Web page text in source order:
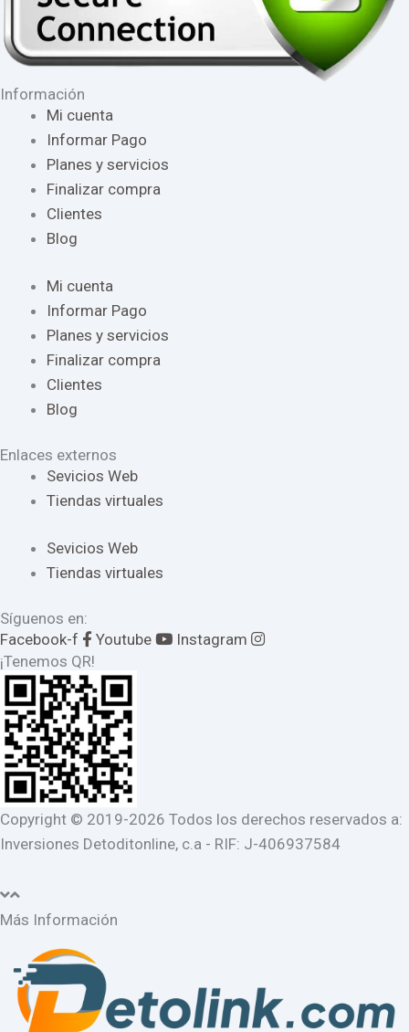
Información
Mi cuenta
Informar Pago
Planes y servicios
Finalizar compra
Clientes
Blog
Mi cuenta
Informar Pago
Planes y servicios
Finalizar compra
Clientes
Blog
Enlaces externos
Sevicios Web
Tiendas virtuales
Sevicios Web
Tiendas virtuales
Síguenos en:
Facebook-f
Youtube
Instagram
¡Tenemos QR!
Copyright © 2019-2026 Todos los derechos reservados a:
Inversiones Detoditonline, c.a - RIF: J-406937584
Más Información